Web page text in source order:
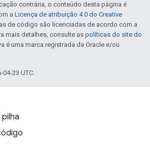
contrária, o conteúdo desta página é
a Licença de atribuição 4.0 do Creative
de código são licenciadas de acordo com a
mais detalhes, consulte as políticas do site do
é uma marca registrada da Oracle e/ou
23 UTC.